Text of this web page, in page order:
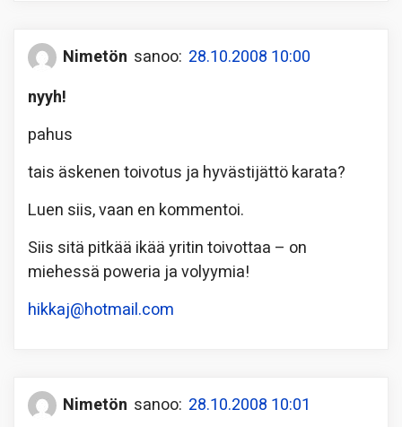
Nimetön sanoo: 28.10.2008 10:00
nyyh!
pahus
tais äskenen toivotus ja hyvästijättö karata?
Luen siis, vaan en kommentoi.
Siis sitä pitkää ikää yritin toivottaa – on
miehessä poweria ja volyymia!
hikkaj@hotmail.com
Nimetön sanoo: 28.10.2008 10:01